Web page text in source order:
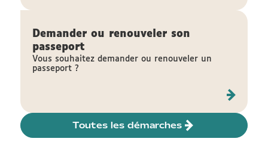
Demander ou renouveler son
passeport
Vous souhaitez demander ou renouveler un
passeport ?
Toutes les démarches